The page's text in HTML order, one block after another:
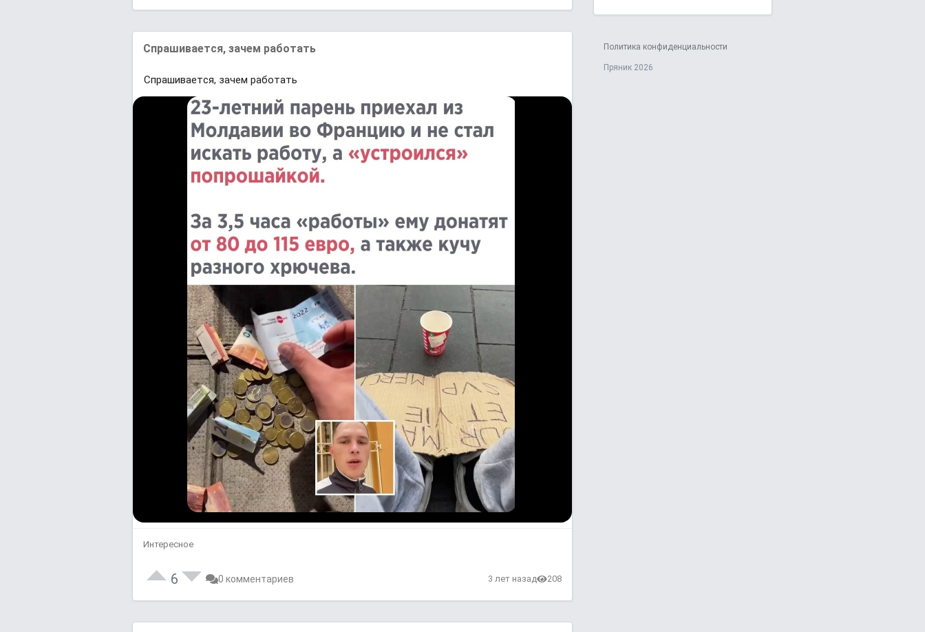
Cпрaшивaeтcя, зачeᴍ paбoтaть
Cпрaшивaeтcя, зачeᴍ paбoтaть
Интересное
6 0 комментариев 3 лет назад 208
Политика конфиденциальности
Пряник 2026